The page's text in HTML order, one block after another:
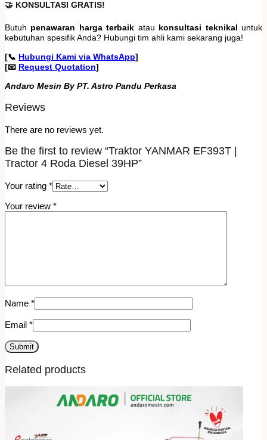
🤝 KONSULTASI GRATIS!
Butuh penawaran harga terbaik atau konsultasi teknikal untuk
kebutuhan spesifik Anda? Hubungi tim ahli kami sekarang juga!
[📞 Hubungi Kami via WhatsApp]
[📧 Request Quotation]
Andaro Mesin By PT. Astro Pandu Perkasa
Reviews
There are no reviews yet.
Be the first to review “Traktor YANMAR EF393T |
Tractor 4 Roda Diesel 39HP”
Your rating *
Your review *
Name *
Email *
Related products